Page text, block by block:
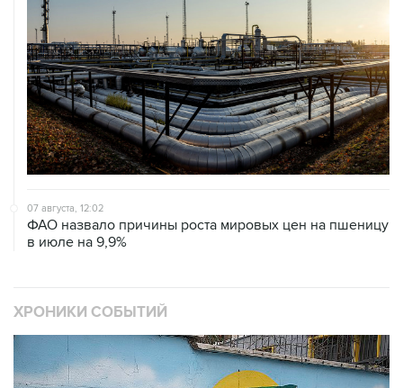
07 августа, 12:02
ФАО назвало причины роста мировых цен на пшеницу
в июле на 9,9%
ХРОНИКИ СОБЫТИЙ